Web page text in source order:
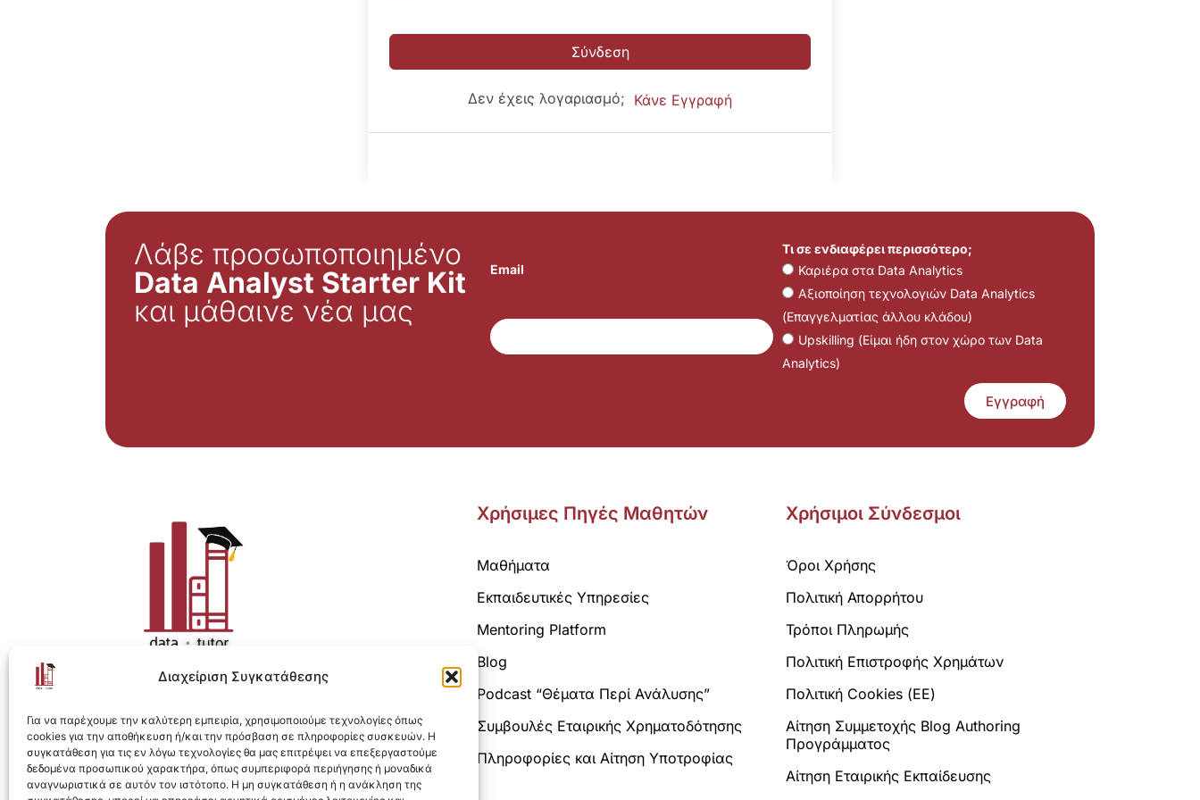
Διαχείριση Συγκατάθεσης
Για να παρέχουμε την καλύτερη εμπειρία, χρησιμοποιούμε τεχνολογίες όπως
cookies για την αποθήκευση ή/και την πρόσβαση σε πληροφορίες συσκευών. Η
συγκατάθεση για τις εν λόγω τεχνολογίες θα μας επιτρέψει να επεξεργαστούμε
δεδομένα προσωπικού χαρακτήρα, όπως συμπεριφορά περιήγησης ή μοναδικά
αναγνωριστικά σε αυτόν τον ιστότοπο. Η μη συγκατάθεση ή η ανάκληση της
Σύνδεση
Δεν έχεις λογαριασμό; Κάνε Εγγραφή
Λάβε προσωποποιημένο
Data Analyst Starter Kit
και μάθαινε νέα μας
Email
Τι σε ενδιαφέρει περισσότερο;
Καριέρα στα Data Analytics
Αξιοποίηση τεχνολογιών Data Analytics
(Επαγγελματίας άλλου κλάδου)
Upskilling (Είμαι ήδη στον χώρο των Data
Analytics)
Εγγραφή
Η ολοκληρωμένη e-learning λύση για Data Analytics.
Χρήσιμες Πηγές Μαθητών
Μαθήματα
Εκπαιδευτικές Υπηρεσίες
Mentoring Platform
Blog
Podcast “Θέματα Περί Ανάλυσης”
Συμβουλές Εταιρικής Χρηματοδότησης
Πληροφορίες και Αίτηση Υποτροφίας
Χρήσιμοι Σύνδεσμοι
Όροι Χρήσης
Πολιτική Απορρήτου
Τρόποι Πληρωμής
Πολιτική Επιστροφής Χρημάτων
Πολιτική Cookies (ΕΕ)
Αίτηση Συμμετοχής Blog Authoring
Προγράμματος
Αίτηση Εταιρικής Εκπαίδευσης